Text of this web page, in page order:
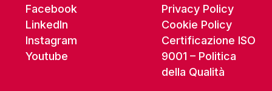
Facebook
LinkedIn
Instagram
Youtube
Privacy Policy
Cookie Policy
Certificazione ISO
9001 – Politica
della Qualità